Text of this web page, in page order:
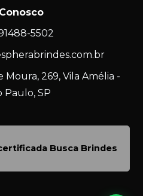
5502
Moura, 269, Vila Amélia -
Paulo, SP
Busca Brindes